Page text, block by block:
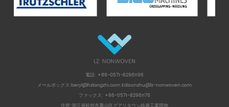
電話: +86-0571-82961196
メールボックス:beryl@hzlangzhi.com Edisonzhu@lz-nonwoven.com
ファックス: +86-0571-82961176